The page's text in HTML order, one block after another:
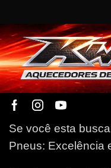
Se você esta
Pneus: Excelência